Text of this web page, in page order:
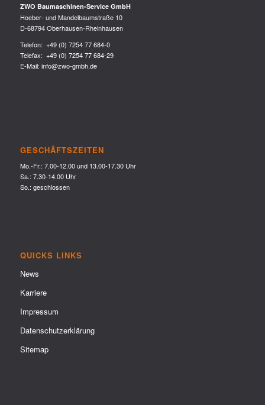
ZWO Baumaschinen-Service GmbH
Hoeber- und Mandelbaumstraße 10
D-68794 Oberhausen-Rheinhausen
Telefon: +49 (0) 7254 77 684-0
Telefax: +49 (0) 7254 77 684-29
E-Mail: info@zwo-gmbh.de
GESCHÄFTSZEITEN
Mo.-Fr.: 7.00-12.00 und 13.00-17.30 Uhr
Sa.: 7.30-14.00 Uhr
So.: geschlossen
QUICKS LINKS
News
Karriere
Impressum
Datenschutzerklärung
Sitemap